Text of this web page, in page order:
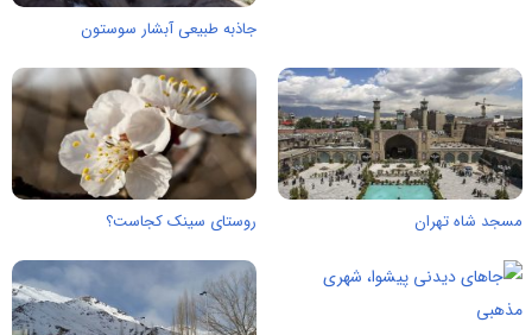
جاذبه طبیعی آبشار سوستون
مسجد شاه تهران روستای سینک کجاست؟